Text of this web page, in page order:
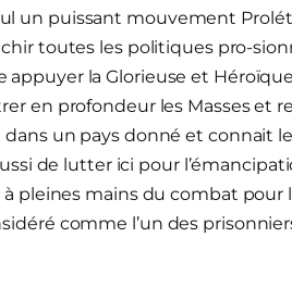
un puissant mouvement
toutes les politiques pro-
la Glorieuse et
en profondeur les Masses et
un pays donné et connait
de lutter ici pour
à pleines mains du combat pour
comme l’un des